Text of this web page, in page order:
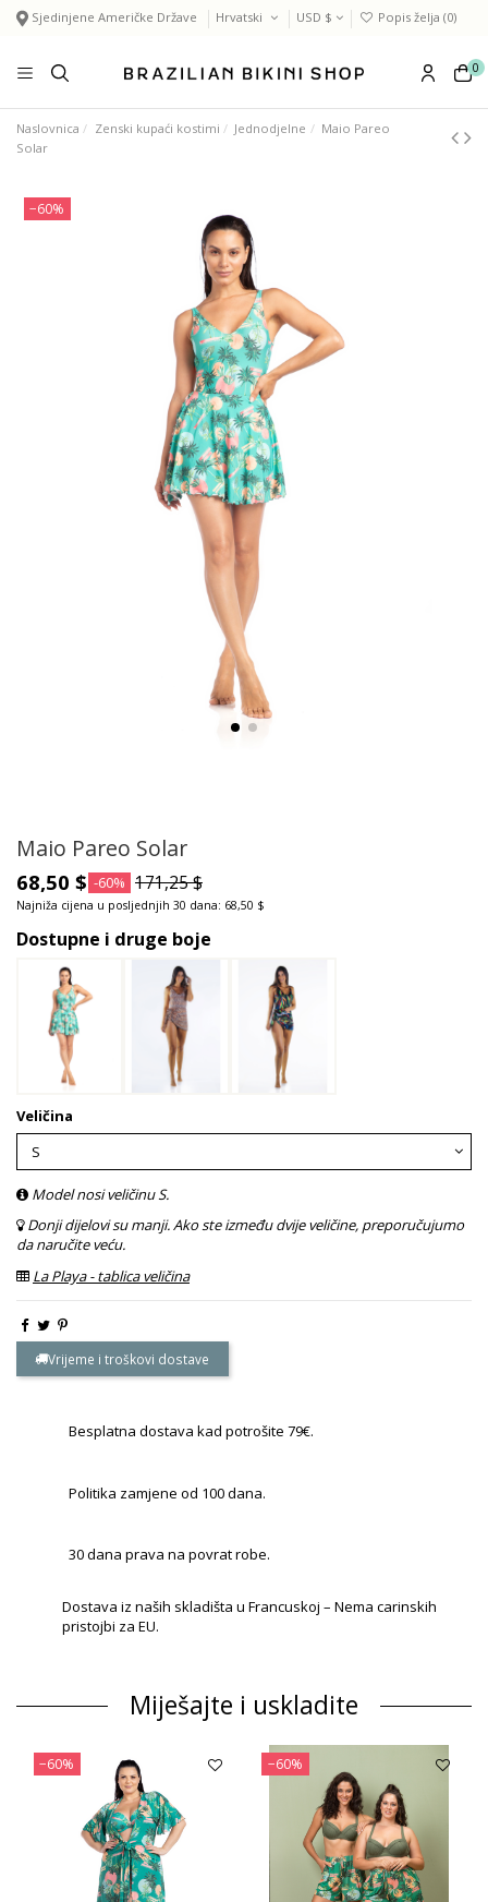
Sjedinjene Američke Države Hrvatski USD $ Popis želja (0)
0
Naslovnica Zenski kupaći kostimi Jednodjelne
Maio Pareo
Solar
−60%
Maio Pareo Solar
68,50 $ -60% 171,25 $
Najniža cijena u posljednjih 30 dana: 68,50 $
Dostupne i druge boje
Veličina
Model nosi veličinu S.
Donji dijelovi su manji. Ako ste između dvije veličine, preporučujumo
da naručite veću.
La Playa - tablica veličina
Vrijeme i troškovi dostave
Besplatna dostava kad potrošite 79€.
Politika zamjene od 100 dana.
30 dana prava na povrat robe.
Dostava iz naših skladišta u Francuskoj – Nema carinskih
pristojbi za EU.
Miješajte i uskladite
−60% −60%